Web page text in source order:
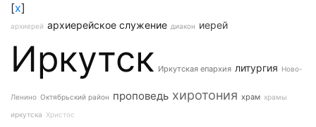
[x]
архиерей архиерейское служение диакон иерей
Иркутск Иркутская епархия литургия Ново-
Ленино Октябрьский район проповедь хиротония храм храмы
иркутска Христос